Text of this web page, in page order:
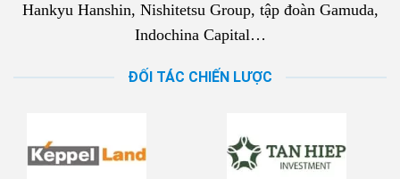
Hankyu Hanshin, Nishitetsu Group, tập đoàn Gamuda,
Indochina Capital…
ĐỐI TÁC CHIẾN LƯỢC